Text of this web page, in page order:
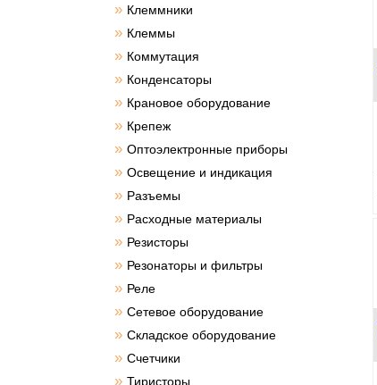
» Клеммники
» Клеммы
» Коммутация
» Конденсаторы
» Крановое оборудование
» Крепеж
» Оптоэлектронные приборы
» Освещение и индикация
» Разъемы
» Расходные материалы
» Резисторы
» Резонаторы и фильтры
» Реле
» Сетевое оборудование
» Складское оборудование
» Счетчики
» Тиристоры